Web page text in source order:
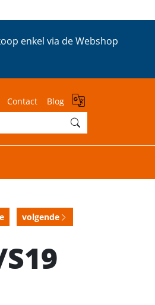
enkel via de Webshop
Contact Blog
volgende